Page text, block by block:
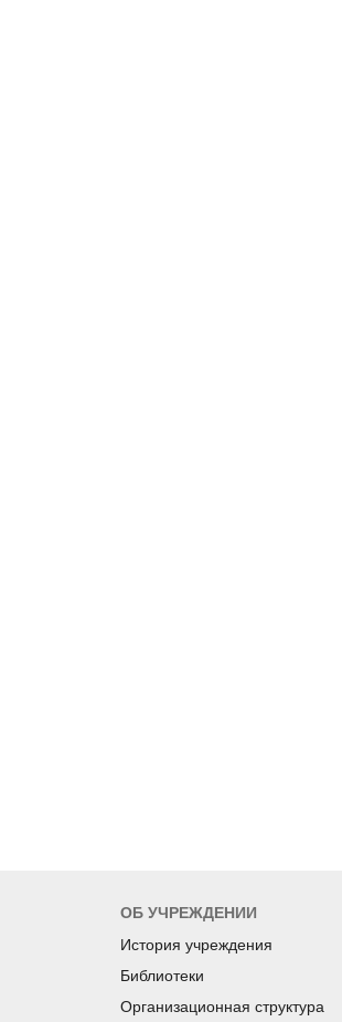
ОБ УЧРЕЖДЕНИИ
История учреждения
Библиотеки
Организационная структура